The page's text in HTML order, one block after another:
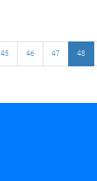
45 46 47 48